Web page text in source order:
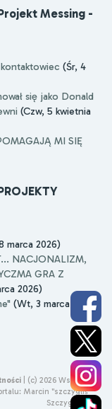
Messing -
(Śr, 4
się jako Donald
(Czw, 5 kwietnia
MI SIĘ
marca 2026)
NACJONALIZM,
GRA Z
2026)
(Wt, 3 marca 2026)
(c) 2026 Wszelkie
Marcin "szczygliś"
Szczygliński